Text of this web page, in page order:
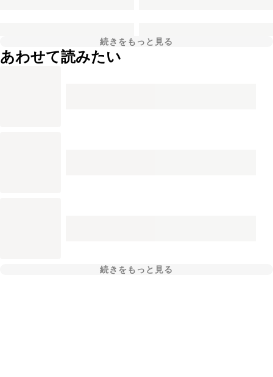
続きをもっと見る
あわせて読みたい
続きをもっと見る